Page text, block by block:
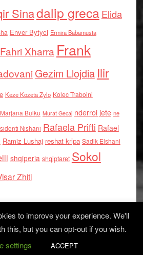
Sinadalip grecaElida
Enver Bytyci Ermira Babamusta
Fahri Xharra Frank
Gezim Llojdia Ilir
Keze Kozeta Zylo Kolec Traboini
Marjana Bulku Murat Gecaj nderroi jete ne
Nishani Rafaela Prifti Rafael
Ramiz Lushaj reshat kripa Sadik Elshani
shqiperia shqiptaret Sokol
Zhiti
Log in
to improve your experience. We'll
this, but you can opt-out if you wish.
settings
ACCEPT